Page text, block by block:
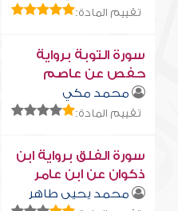
تقييم المادة:
سورة التوبة برواية
حفص عن عاصم
محمد مكي
تقييم المادة:
سورة الفلق برواية ابن
ذكوان عن ابن عامر
محمد يحيى طاهر